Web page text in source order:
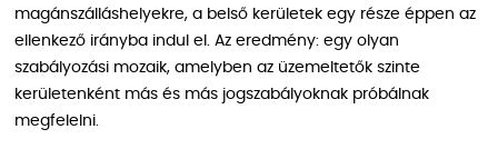
magánszálláshelyekre, a belső kerületek egy része éppen az
ellenkező irányba indul el. Az eredmény: egy olyan
szabályozási mozaik, amelyben az üzemeltetők szinte
kerületenként más és más jogszabályoknak próbálnak
megfelelni.